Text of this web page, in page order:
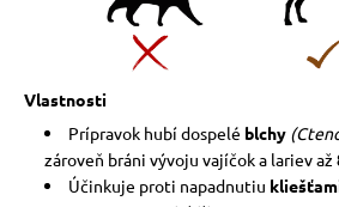
Vlastnosti
Prípravok hubí dospelé blchy
zároveň bráni vývoju vajíčok a lariev až
Účinkuje proti napadnutiu